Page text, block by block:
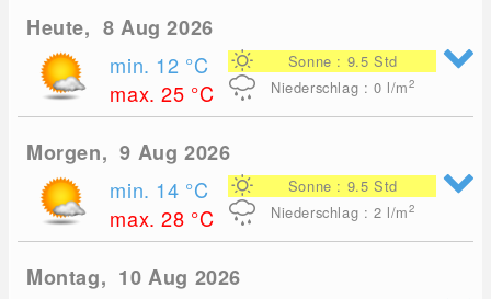
Heute, 8 Aug 2026
min. 12 °C
max. 25 °C
Sonne : 9.5 Std
Niederschlag : 0 l/m2
Morgen, 9 Aug 2026
min. 14 °C
max. 28 °C
Sonne : 9.5 Std
Niederschlag : 2 l/m2
Montag, 10 Aug 2026